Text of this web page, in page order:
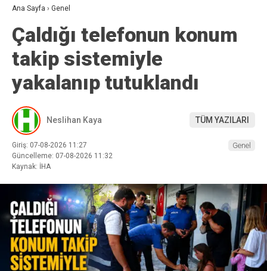
Ana Sayfa › Genel
Çaldığı telefonun konum
takip sistemiyle
yakalanıp tutuklandı
Neslihan Kaya TÜM YAZILARI
Giriş: 07-08-2026 11:27
Güncelleme: 07-08-2026 11:32
Kaynak: İHA
Genel